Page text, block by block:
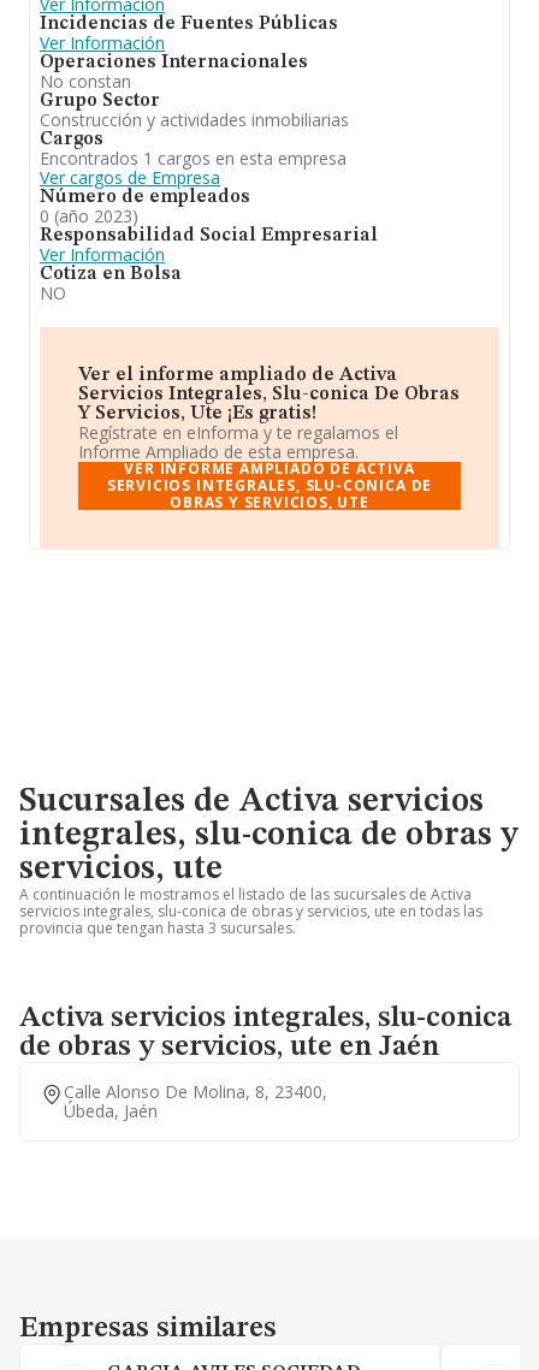
Incidencias de Fuentes Públicas
Ver Información
Operaciones Internacionales
No constan
Grupo Sector
Construcción y actividades inmobiliarias
Cargos
Encontrados 1 cargos en esta empresa
Ver cargos de Empresa
Número de empleados
0 (año 2023)
Responsabilidad Social Empresarial
Ver Información
Cotiza en Bolsa
NO
Ver el informe ampliado de Activa
Servicios Integrales, Slu-conica De Obras
Y Servicios, Ute ¡Es gratis!
Regístrate en eInforma y te regalamos el
Informe Ampliado de esta empresa.
VER INFORME AMPLIADO DE ACTIVA
SERVICIOS INTEGRALES, SLU-CONICA DE
OBRAS Y SERVICIOS, UTE
Sucursales de Activa servicios
integrales, slu-conica de obras y
servicios, ute
A continuación le mostramos el listado de las sucursales de Activa
servicios integrales, slu-conica de obras y servicios, ute en todas las
provincia que tengan hasta 3 sucursales.
Activa servicios integrales, slu-conica
de obras y servicios, ute en Jaén
Calle Alonso De Molina, 8, 23400,
Úbeda, Jaén
Empresas similares
Empresas similares